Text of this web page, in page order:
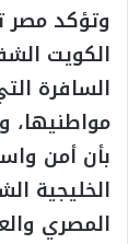
وتؤكد مصر
الكويت
السافرة
مواطنيها،
بأن أمن
الخليجية
المصري